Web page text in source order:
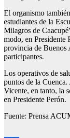
El organismo
estudiantes de la
Milagros de
modo, en Presidente
provincia de Buenos
participantes.
Los operativos de
puntos de la Cuenca.
Vicente, en tanto, la
en Presidente Perón.
Fuente: Prensa